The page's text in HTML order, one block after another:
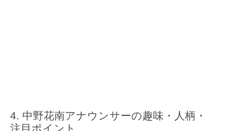
中野花南アナウンサーの趣味・人柄・
注目ポイント